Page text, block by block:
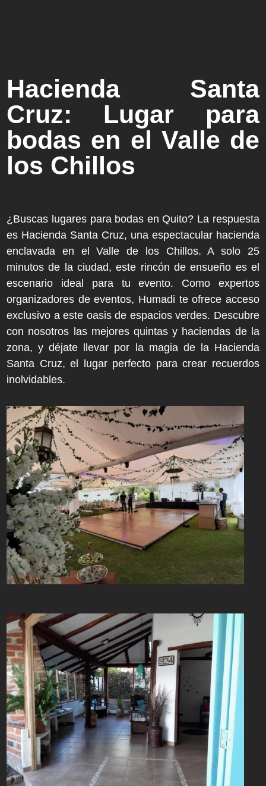
Hacienda Santa
Cruz: Lugar para
bodas en el Valle de
los Chillos
¿Buscas lugares para bodas en Quito? La respuesta
es Hacienda Santa Cruz, una espectacular hacienda
enclavada en el Valle de los Chillos. A solo 25
minutos de la ciudad, este rincón de ensueño es el
escenario ideal para tu evento. Como expertos
organizadores de eventos, Humadi te ofrece acceso
exclusivo a este oasis de espacios verdes. Descubre
con nosotros las mejores quintas y haciendas de la
zona, y déjate llevar por la magia de la Hacienda
Santa Cruz, el lugar perfecto para crear recuerdos
inolvidables.